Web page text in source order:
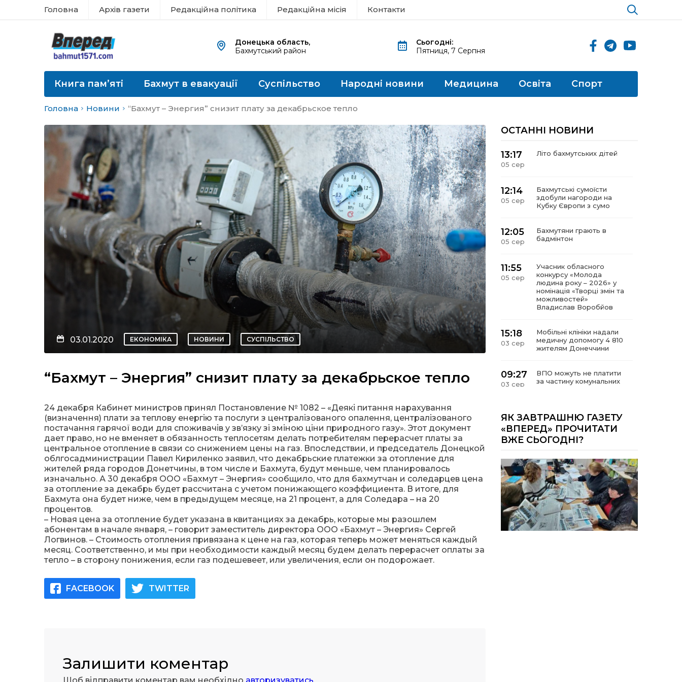
Головна Архів газети Редакційна політика Редакційна місія Контакти
Донецька область,
Бахмутський район
Сьогодні:
Пятниця, 7 Серпня
Книга пам’яті Бахмут в евакуації Суспільство Народні новини Медицина Освіта Спорт
Головна Новини “Бахмут – Энергия” снизит плату за декабрьское тепло
03.01.2020 ЕКОНОМІКА НОВИНИ СУСПІЛЬСТВО
“Бахмут – Энергия” снизит плату за декабрьское тепло
24 декабря Кабинет министров принял Постановление № 1082 – «Деякі питання нарахування
(визначення) плати за теплову енергію та послуги з централізованого опалення, централізованого
постачання гарячої води для споживачів у зв’язку зі зміною ціни природного газу». Этот документ
дает право, но не вменяет в обязанность теплосетям делать потребителям перерасчет платы за
центральное отопление в связи со снижением цены на газ. Впоследствии, и председатель Донецкой
облгосадминистрации Павел Кириленко заявил, что декабрьские платежки за отопление для
жителей ряда городов Донетчины, в том числе и Бахмута, будут меньше, чем планировалось
изначально. А 30 декабря ООО «Бахмут – Энергия» сообщило, что для бахмутчан и соледарцев цена
за отопление за декабрь будет рассчитана с учетом понижающего коэффициента. В итоге, для
Бахмута она будет ниже, чем в предыдущем месяце, на 21 процент, а для Соледара – на 20
процентов.
– Новая цена за отопление будет указана в квитанциях за декабрь, которые мы разошлем
абонентам в начале января, – говорит заместитель директора ООО «Бахмут – Энергия» Сергей
Логвинов. – Стоимость отопления привязана к цене на газ, которая теперь может меняться каждый
месяц. Соответственно, и мы при необходимости каждый месяц будем делать перерасчет оплаты за
тепло – в сторону понижения, если газ подешевеет, или увеличения, если он подорожает.
FACEBOOK TWITTER
Залишити коментар
ОСТАННІ НОВИНИ
13:17
05 сер
Літо бахмутських дітей
12:14
05 сер
Бахмутські сумоїсти
здобули нагороди на
Кубку Європи з сумо
12:05
05 сер
Бахмутяни грають в
бадмінтон
11:55
05 сер
Учасник обласного
конкурсу «Молода
людина року – 2026» у
номінація «Творці змін та
можливостей»
Владислав Воробйов
15:18
03 сер
Мобільні клініки надали
медичну допомогу 4 810
жителям Донеччини
09:27
03 сер
ВПО можуть не платити
за частину комунальних
14:12
01 сер
Досі ВПО? Юристка
розповіла, коли
переселенці втрачають
виплати та статус
внутрішньо переміщеної
14:04
01 сер
Учасниця обласного
конкурсу «Молода
людина року – 2026» у
номінації «Пульс життя»
Аліна Кулик
ЯК ЗАВТРАШНЮ ГАЗЕТУ
«ВПЕРЕД» ПРОЧИТАТИ
ВЖЕ СЬОГОДНІ?